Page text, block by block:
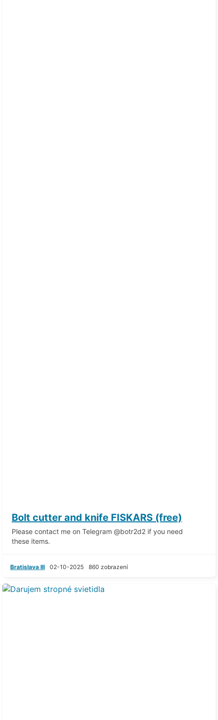
Bolt cutter and knife FISKARS (free)
Please contact me on Telegram @botr2d2 if you need
these items.
Bratislava III 02-10-2025 860 zobrazení